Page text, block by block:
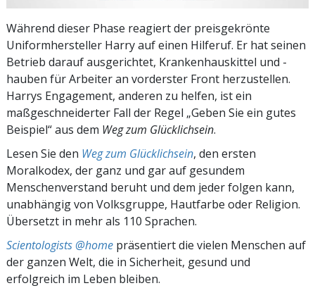
Während dieser Phase reagiert der preisgekrönte
Uniformhersteller Harry auf einen Hilferuf. Er hat seinen
Betrieb darauf ausgerichtet, Krankenhauskittel und -
hauben für Arbeiter an vorderster Front herzustellen.
Harrys Engagement, anderen zu helfen, ist ein
maßgeschneiderter Fall der Regel „Geben Sie ein gutes
Beispiel“ aus dem Weg zum Glücklichsein.
Lesen Sie den Weg zum Glücklichsein, den ersten
Moralkodex, der ganz und gar auf gesundem
Menschenverstand beruht und dem jeder folgen kann,
unabhängig von Volksgruppe, Hautfarbe oder Religion.
Übersetzt in mehr als 110 Sprachen.
Scientologists @home präsentiert die vielen Menschen auf
der ganzen Welt, die in Sicherheit, gesund und
erfolgreich im Leben bleiben.